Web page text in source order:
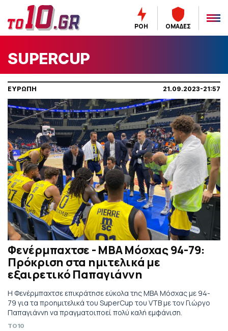
ΡΟΗ ΟΜΑΔΕΣ
SUPERCUP
ΕΥΡΩΠΗ 21.09.2023-21:57
Φενέρμπαχτσε - ΜΒΑ Μόσχας 94-79:
Πρόκριση στα ημιτελικά με
εξαιρετικό Παπαγιάννη
Η Φενέρμπαχτσε επικράτησε εύκολα της ΜΒΑ Μόσχας με 94-
79 για τα προημιτελικά του SuperCup του VTB με τον Γιώργο
Παπαγιάννη να πραγματοιποεί πολύ καλή εμφάνιση.
TO10